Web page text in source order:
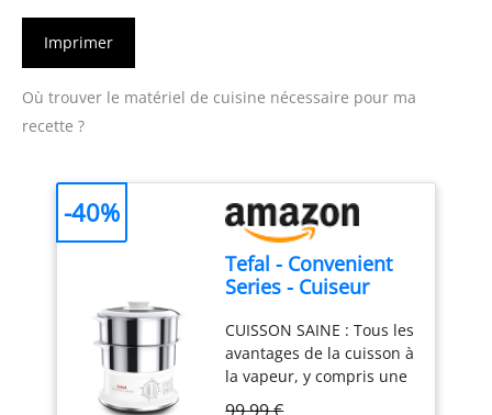
Imprimer
Où trouver le matériel de cuisine nécessaire pour ma
recette ?
Tefal - Convenient
Series - Cuiseur
Acier Inoxydable
CUISSON SAINE : Tous les
avantages de la cuisson à
la vapeur, y compris une
-40%